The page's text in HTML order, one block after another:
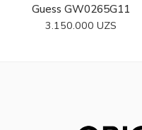
Guess GW0265G11
3.150.000 UZS